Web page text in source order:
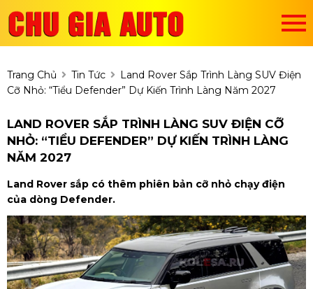
Trang Chủ Tin Tức
Land Rover Sắp Trình Làng SUV Điện
Cỡ Nhỏ: “Tiểu Defender” Dự Kiến Trình Làng Năm 2027
LAND ROVER SẮP TRÌNH LÀNG SUV ĐIỆN CỠ
NHỎ: “TIỂU DEFENDER” DỰ KIẾN TRÌNH LÀNG
NĂM 2027
Land Rover sắp có thêm phiên bản cỡ nhỏ chạy điện
của dòng Defender.